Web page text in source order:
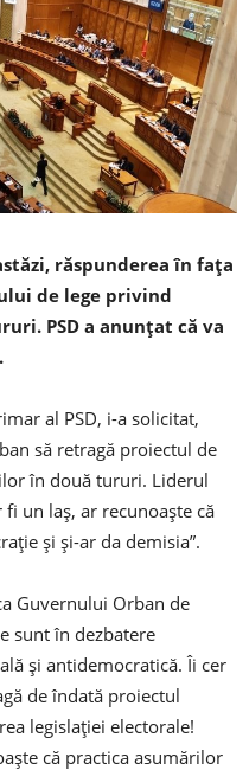
răspunderea în faţa
de lege privind
PSD a anunţat că va
al PSD, i-a solicitat,
să retragă proiectul de
în două tururi. Liderul
fi un laş, ar recunoaşte că
şi şi-ar da demisia”.
Guvernului Orban de
sunt în dezbatere
şi antidemocratică. Îi cer
de îndată proiectul
legislaţiei electorale!
că practica asumărilor